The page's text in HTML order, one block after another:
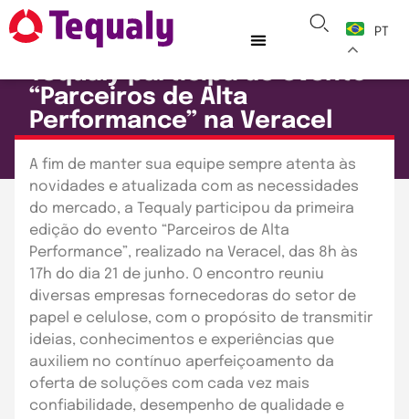
PT
Tequaly participa de evento
“Parceiros de Alta
Performance” na Veracel
Publicado em: 26 de junho de 2018
A fim de manter sua equipe sempre atenta às
novidades e atualizada com as necessidades
do mercado, a Tequaly participou da primeira
edição do evento “Parceiros de Alta
Performance”, realizado na Veracel, das 8h às
17h do dia 21 de junho. O encontro reuniu
diversas empresas fornecedoras do setor de
papel e celulose, com o propósito de transmitir
ideias, conhecimentos e experiências que
auxiliem no contínuo aperfeiçoamento da
oferta de soluções com cada vez mais
confiabilidade, desempenho de qualidade e